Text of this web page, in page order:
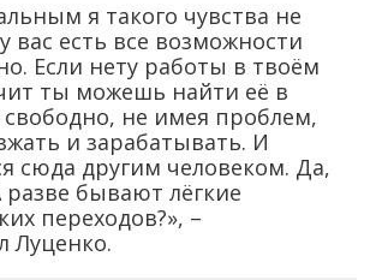
я такого чувства не
вас есть все возможности
Если нету работы в твоём
ты можешь найти её в
не имея проблем,
и зарабатывать. И
сюда другим человеком. Да,
разве бывают лёгкие
переходов?», –
Луценко.